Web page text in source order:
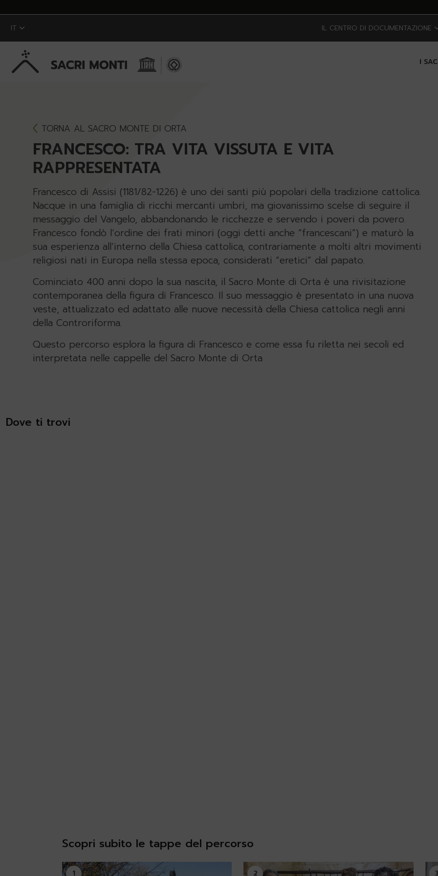
IT IL CENTRO DI DOCUMENTAZIONE
I
TORNA AL SACRO MONTE DI ORTA
FRANCESCO: TRA VITA VISSUTA E VITA
RAPPRESENTATA
Francesco di Assisi (1181/82-1226) è uno dei santi più popolari della tradizione cattolica.
Nacque in una famiglia di ricchi mercanti umbri, ma giovanissimo scelse di seguire il
messaggio del Vangelo, abbandonando le ricchezze e servendo i poveri da povero.
Francesco fondò l’ordine dei frati minori (oggi detti anche “francescani”) e maturò la
sua esperienza all’interno della Chiesa cattolica, contrariamente a molti altri movimenti
religiosi nati in Europa nella stessa epoca, considerati “eretici” dal papato.
Cominciato 400 anni dopo la sua nascita, il Sacro Monte di Orta è una rivisitazione
contemporanea della figura di Francesco. Il suo messaggio è presentato in una nuova
veste, attualizzato ed adattato alle nuove necessità della Chiesa cattolica negli anni
della Controriforma.
Questo percorso esplora la figura di Francesco e come essa fu riletta nei secoli ed
interpretata nelle cappelle del Sacro Monte di Orta
Dove ti trovi
Scopri subito le tappe del percorso
1 2